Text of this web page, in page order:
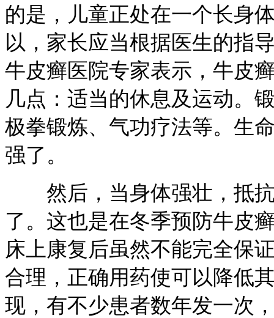
的是，儿童正处在一个长身
以，家长应当根据医生的指
牛皮癣医院专家表示，牛皮
几点：适当的休息及运动。
极拳锻炼、气功疗法等。生
强了。
然后，当身体强壮，抵抗
了。这也是在冬季预防牛皮
床上康复后虽然不能完全保
合理，正确用药使可以降低
现，有不少患者数年发一次